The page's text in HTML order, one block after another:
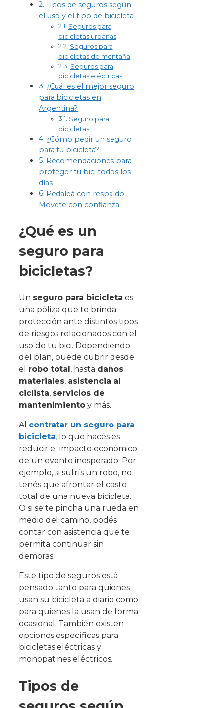
Tipos de seguros según
el uso y el tipo de bicicleta
Seguros para
bicicletas urbanas
Seguros para
bicicletas de montaña
Seguros para
bicicletas eléctricas
¿Cuál es el mejor seguro
para bicicletas en
Argentina?
Seguro para
bicicletas
¿Cómo pedir un seguro
para tu bicicleta?
Recomendaciones para
proteger tu bici todos los
días
Pedaleá con respaldo.
Movete con confianza.
¿Qué es un
seguro para
bicicletas?
Un seguro para bicicleta es
una póliza que te brinda
protección ante distintos tipos
de riesgos relacionados con el
uso de tu bici. Dependiendo
del plan, puede cubrir desde
el robo total, hasta daños
materiales, asistencia al
ciclista, servicios de
mantenimiento y más.
Al contratar un seguro para
bicicleta, lo que hacés es
reducir el impacto económico
de un evento inesperado. Por
ejemplo, si sufrís un robo, no
tenés que afrontar el costo
total de una nueva bicicleta.
O si se te pincha una rueda en
medio del camino, podés
contar con asistencia que te
permita continuar sin
demoras.
Este tipo de seguros está
pensado tanto para quienes
usan su bicicleta a diario como
para quienes la usan de forma
ocasional. También existen
opciones específicas para
bicicletas eléctricas y
monopatines eléctricos.
Tipos de